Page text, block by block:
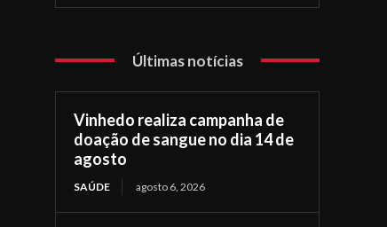
Últimas notícias
Vinhedo realiza campanha de
doação de sangue no dia 14 de
agosto
SAÚDE agosto 6, 2026